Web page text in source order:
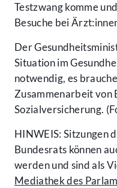
Testzwang komme
Besuche bei
Der
Situation im
notwendig, es
Zusammenarbeit von
Sozialversicherung.
HINWEIS: Sitzungen
Bundesrats können
werden und sind als
Mediathek des